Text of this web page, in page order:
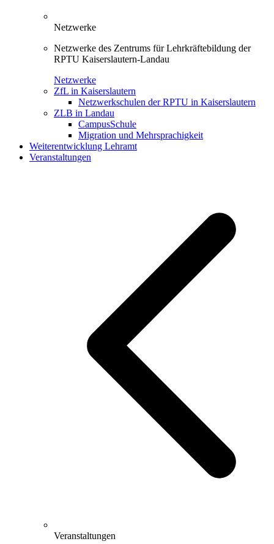
Netzwerke
Netzwerke des Zentrums für Lehrkräftebildung der
RPTU Kaiserslautern-Landau
Netzwerke
ZfL in Kaiserslautern
Netzwerkschulen der RPTU in Kaiserslautern
ZLB in Landau
CampusSchule
Migration und Mehrsprachigkeit
Weiterentwicklung Lehramt
Veranstaltungen
Veranstaltungen